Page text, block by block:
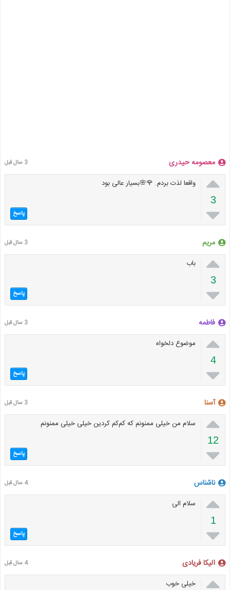
معصومه حیدری 3 سال قبل

3

واقعا لذت بردم. 🌹🌸بسیار عالی بود
پاسخ
مریم 3 سال قبل

3

باب
پاسخ
فاطمه 3 سال قبل

4

موضوع دلخواه
پاسخ
آسنا 3 سال قبل

12

سلام من خیلی ممنونم که کم‌کم کردین خیلی خیلی ممنونم
پاسخ
ناشناس 4 سال قبل

1

سلام الی
پاسخ
الیکا فریادی 4 سال قبل
 خیلی خوب